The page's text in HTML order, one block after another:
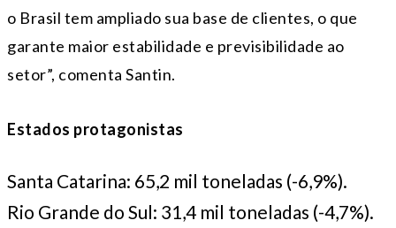
o Brasil tem ampliado sua base de clientes, o que
garante maior estabilidade e previsibilidade ao
setor”, comenta Santin.
Estados protagonistas
Santa Catarina: 65,2 mil toneladas (-6,9%).
Rio Grande do Sul: 31,4 mil toneladas (-4,7%).